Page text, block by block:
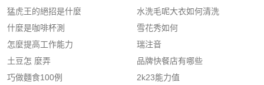
猛虎王的絕招是什麼
什麼是咖啡杯測
怎麼提高工作能力
土豆怎 麼弄
巧做麵食100例
水洗毛呢大衣如何清洗
雪花秀如何
瑞注音
品牌快餐店有哪些
2k23能力值